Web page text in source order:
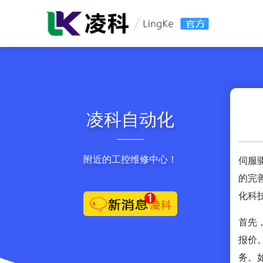
凌科自动化
附近的工控维修中心！
伺服
的完
化科
首先
报价
务。